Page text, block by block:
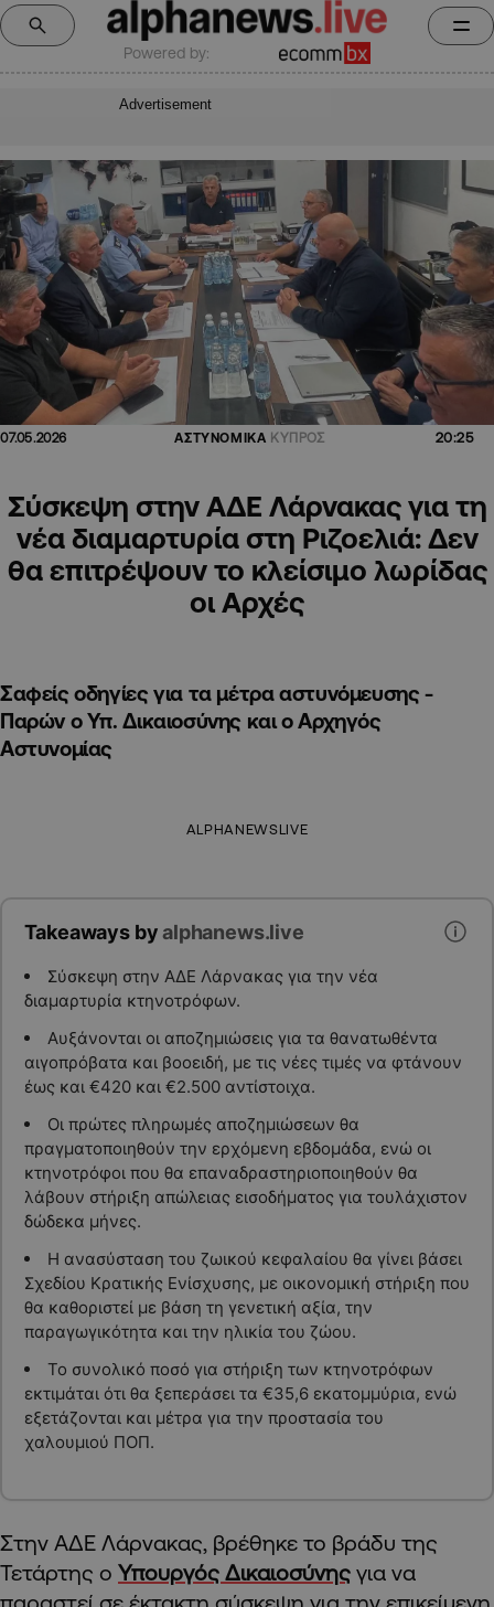
Powered by:
Advertisement
07.05.2026 ΑΣΤΥΝΟΜΙΚΑ ΚΥΠΡΟΣ 20:25
Σύσκεψη στην ΑΔΕ Λάρνακας για τη
νέα διαμαρτυρία στη Ριζοελιά: Δεν
θα επιτρέψουν το κλείσιμο λωρίδας
οι Αρχές
Σαφείς οδηγίες για τα μέτρα αστυνόμευσης -
Παρών ο Υπ. Δικαιοσύνης και ο Αρχηγός
Αστυνομίας
ALPHANEWSLIVE
Takeaways byalphanews.live
Σύσκεψη στην ΑΔΕ Λάρνακας για την νέα
διαμαρτυρία κτηνοτρόφων.
Αυξάνονται οι αποζημιώσεις για τα θανατωθέντα
αιγοπρόβατα και βοοειδή, με τις νέες τιμές να φτάνουν
έως και €420 και €2.500 αντίστοιχα.
Οι πρώτες πληρωμές αποζημιώσεων θα
πραγματοποιηθούν την ερχόμενη εβδομάδα, ενώ οι
κτηνοτρόφοι που θα επαναδραστηριοποιηθούν θα
λάβουν στήριξη απώλειας εισοδήματος για τουλάχιστον
δώδεκα μήνες.
Η ανασύσταση του ζωικού κεφαλαίου θα γίνει βάσει
Σχεδίου Κρατικής Ενίσχυσης, με οικονομική στήριξη που
θα καθοριστεί με βάση τη γενετική αξία, την
παραγωγικότητα και την ηλικία του ζώου.
Το συνολικό ποσό για στήριξη των κτηνοτρόφων
εκτιμάται ότι θα ξεπεράσει τα €35,6 εκατομμύρια, ενώ
εξετάζονται και μέτρα για την προστασία του
χαλουμιού ΠΟΠ.
Στην ΑΔΕ Λάρνακας, βρέθηκε το βράδυ της
Τετάρτης ο Υπουργός Δικαιοσύνης για να
παραστεί σε έκτακτη σύσκεψη για την επικείμενη